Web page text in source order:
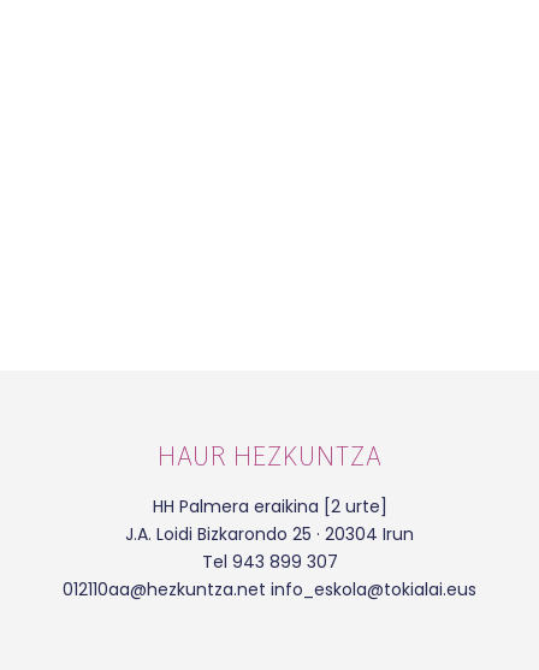
HAUR HEZKUNTZA
HH Palmera eraikina [2 urte]
J.A. Loidi Bizkarondo 25 · 20304 Irun
Tel 943 899 307
012110aa@hezkuntza.net info_eskola@tokialai.eus